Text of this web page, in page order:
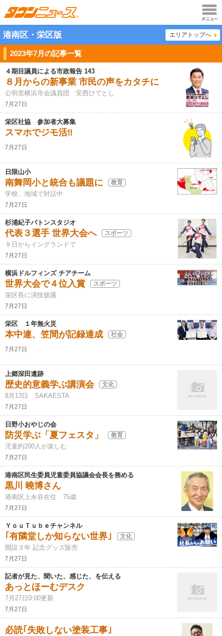
メニュ
ー
港南区・栄区版 エリアトップへ
2023年7月の記事一覧
４期目議員による市政報告 143
８月からの新事業 市民の声をカタチに
公明党横浜市会議員団 安西ひでとし
7月27日
栄区社協 参加者大募集
スマホでジモ活‼
7月27日
日限山小
南舞岡小と統合も議題に 教育
学校、地域で対話中
7月27日
杉浦紀子バトンスタジオ
代表３選手 世界大会へ スポーツ
９日からイングランドで
7月27日
横浜ドルフィンズ チアチーム
世界大会で４位入賞 スポーツ
栄区長に演技披露
7月27日
栄区 １年無火災
本中連、笠間が記録達成 社会
7月27日
上郷深田遺跡
歴史的意義学ぶ講演会 文化
8月13日 SAKAESTA
7月27日
日野小おやじの会
防災学ぶ「夏フェスタ」 教育
児童約200人が楽しむ
7月27日
港南区民生委員児童委員協議会会長を務める
黒川 曉博さん
港南区上永谷在住 75歳
7月27日
ＹｏｕＴｕｂｅチャンネル
｢有隣堂しか知らない世界｣ 文化
開設３年 記念グッズ販売
7月27日
記者が見た、聞いた、感じた、を伝える
あっとほーむデスク
7月27日0:00更新
7月27日
必読｢失敗しない塗装工事｣